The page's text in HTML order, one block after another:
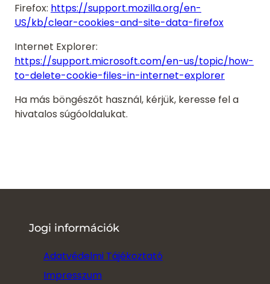
Firefox: https://support.mozilla.org/en-
US/kb/clear-cookies-and-site-data-firefox
Internet Explorer:
https://support.microsoft.com/en-us/topic/how-
to-delete-cookie-files-in-internet-explorer
Ha más böngészőt használ, kérjük, keresse fel a
hivatalos súgóoldalukat.
Jogi információk
Adatvédelmi Tájékoztató
Impresszum